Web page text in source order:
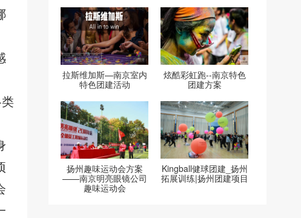
拉斯维加斯—南京室内
特色团建活动
炫酷彩虹跑--南京特色
团建方案
扬州趣味运动会方案
——南京明亮眼镜公司
趣味运动会
Kingball健球团建_扬州
拓展训练|扬州团建项目